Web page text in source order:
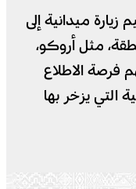
زيارة ميدانية إلى
مثل أروكو،
فرصة الاطلاع
التي يزخر بها